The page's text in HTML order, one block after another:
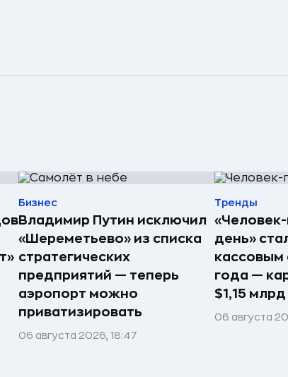
Бизнес
Владимир Путин исключил
«Шереметьево» из списка
стратегических
предприятий — теперь
аэропорт можно
приватизировать
06 августа 2026, 18:47
Тренды
день»
кассовым
года —
$1,15
06 августа